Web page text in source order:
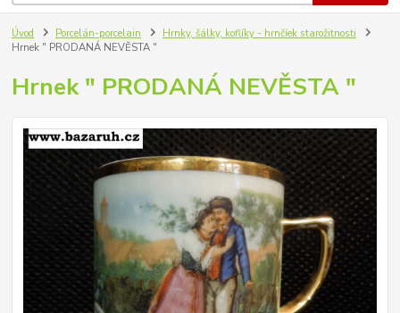
Úvod Porcelán-porcelain
Hrnky, šálky, koflíky - hrnčíek starožitnosti
Hrnek " PRODANÁ NEVĚSTA "
Hrnek " PRODANÁ NEVĚSTA "